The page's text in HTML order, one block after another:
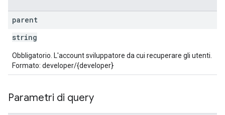
parent
string
Obbligatorio. L'account sviluppatore da cui recuperare gli utenti.
Formato: developer/{developer}
Parametri di query